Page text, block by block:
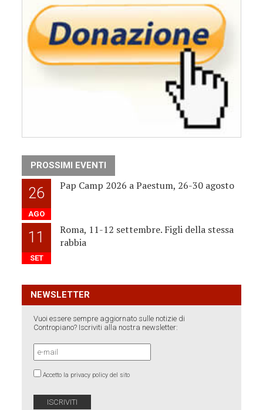
PROSSIMI EVENTI
26
AGO
Pap Camp 2026 a Paestum, 26-30 agosto
11
SET
Roma, 11-12 settembre. Figli della stessa
rabbia
NEWSLETTER
Vuoi essere sempre aggiornato sulle notizie di
Contropiano? Iscriviti alla nostra newsletter:
Accetto la privacy policy del sito